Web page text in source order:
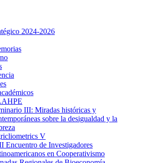
2024-2026
III: Miradas históricas y
sobre la desigualdad y la
V
Encuentro de Investigadores
en Cooperativismo